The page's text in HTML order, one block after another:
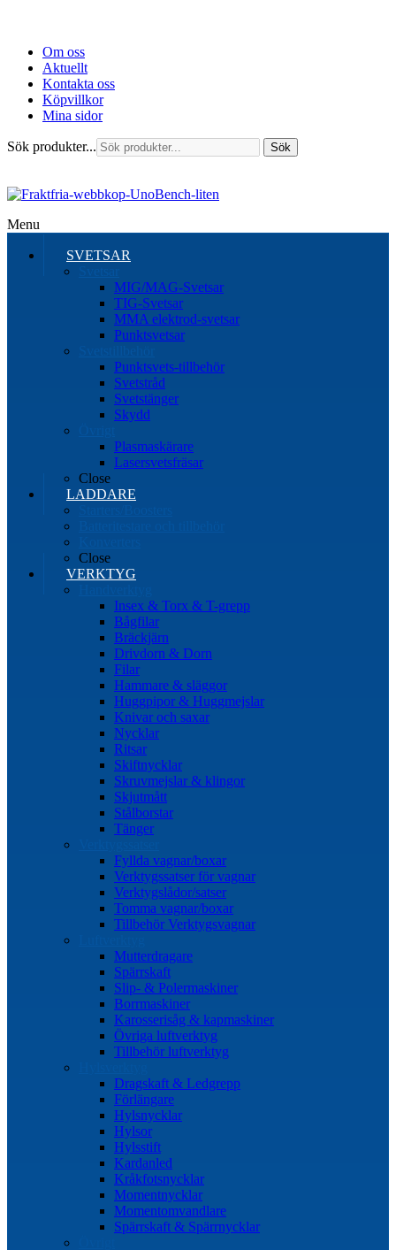
Om oss
Aktuellt
Kontakta oss
Köpvillkor
Mina sidor
Sök produkter... Sök
Menu
SVETSAR
MIG/MAG-Svetsar
TIG-Svetsar
MMA elektrod-svetsar
Punktsvetsar
Punktsvets-tillbehör
Svetstråd
Svetstänger
Skydd
Plasmaskärare
Lasersvetsfräsar
Close
LADDARE
Close
VERKTYG
Insex & Torx & T-grepp
Bågfilar
Bräckjärn
Drivdorn & Dorn
Filar
Hammare & släggor
Huggpipor & Huggmejslar
Knivar och saxar
Nycklar
Ritsar
Skiftnycklar
Skruvmejslar & klingor
Skjutmått
Stålborstar
Tänger
Fyllda vagnar/boxar
Verktygssatser för vagnar
Verktygslådor/satser
Tomma vagnar/boxar
Tillbehör Verktygsvagnar
Mutterdragare
Spärrskaft
Slip- & Polermaskiner
Borrmaskiner
Karosserisåg & kapmaskiner
Övriga luftverktyg
Tillbehör luftverktyg
Dragskaft & Ledgrepp
Förlängare
Hylsnycklar
Hylsor
Hylsstift
Kardanled
Kråkfotsnycklar
Momentnycklar
Momentomvandlare
Spärrskaft & Spärrnycklar